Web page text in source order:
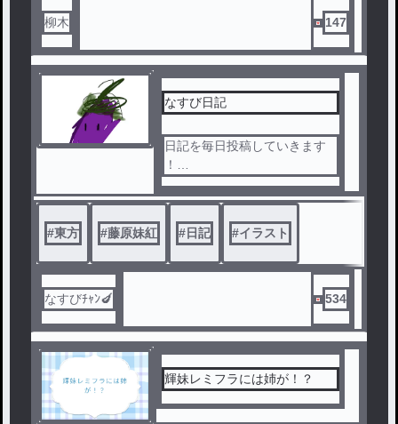
柳木 147
なすび日記
日記を毎日投稿していきます
！
たまに絵を載せるかもです
推し→藤原妹紅
蘇我屠自古(東方project
から)
中野四葉(5等分の花嫁
から)
#東方 #藤原妹紅 #日記 #イラスト
なすびﾁｬﾝ🍆 534
輝妹レミフラには姉が！？